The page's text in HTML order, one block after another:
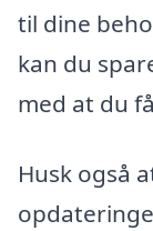
til dine
kan du
med at du
Husk også